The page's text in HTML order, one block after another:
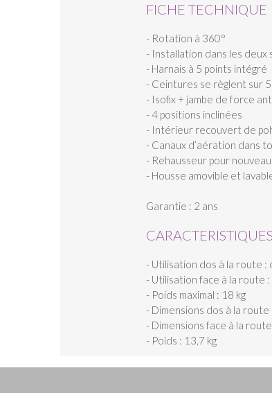
FICHE TECHNIQUE
- Rotation à 360°
- Installation dans les deux
- Harnais à 5 points intégré
- Ceintures se règlent sur
- Isofix + jambe de force
- 4 positions inclinées
- Intérieur recouvert de
- Canaux d’aération dans
- Rehausseur pour
- Housse amovible et
Garantie : 2 ans
- Utilisation dos à la route :
- Utilisation face à la route :
- Poids maximal : 18 kg
- Dimensions dos à la route
- Dimensions face à la
- Poids : 13,7 kg